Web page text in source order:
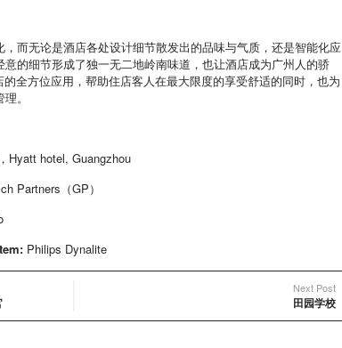
而无论是酒店各处设计细节散发出的品味与气质，还是智能化应
的细节形成了独一无二地岭南味道，也让酒店成为广州人的骄
全方位应用，帮助住店客人在最大限度的享受舒适的同时，也为
。
Hyatt hotel, Guangzhou
Partners（GP）
Philips Dynalite
Next Post
田园学校